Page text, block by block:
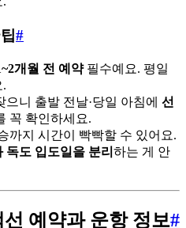
#
개월 전 예약필수예요. 평일
.
니 출발 전날·당일 아침에 선
꼭 확인하세요.
까지 시간이 빡빡할 수 있어요.
독도 입도일을 분리 하는 게 안
예약과 운항 정보#